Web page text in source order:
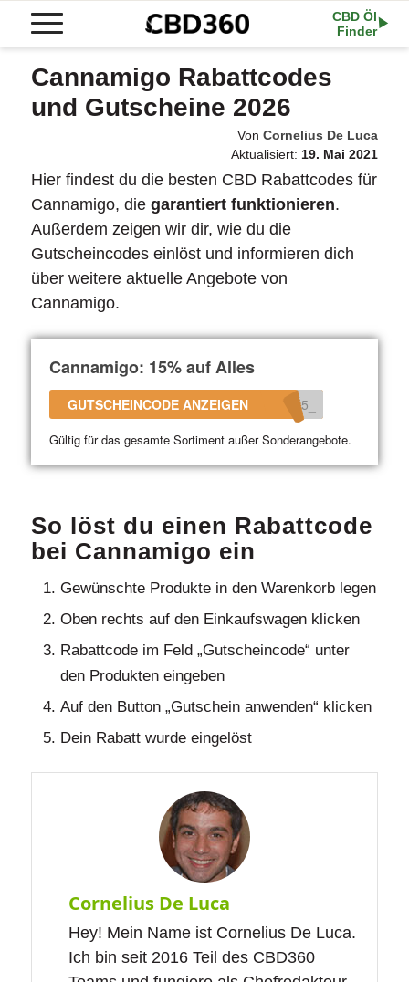
CBD Öl
Finder
Cannamigo Rabattcodes
und Gutscheine 2026
VonCornelius De Luca
Aktualisiert: 19. Mai 2021
Hier findest du die besten CBD Rabattcodes für
Cannamigo, die garantiert funktionieren.
Außerdem zeigen wir dir, wie du die
Gutscheincodes einlöst und informieren dich
über weitere aktuelle Angebote von
Cannamigo.
Cannamigo: 15% auf Alles
GUTSCHEINCODE ANZEIGEN
Gültig für das gesamte Sortiment außer Sonderangebote.
So löst du einen Rabattcode
bei Cannamigo ein
Gewünschte Produkte in den Warenkorb legen
Oben rechts auf den Einkaufswagen klicken
Rabattcode im Feld „Gutscheincode“ unter
den Produkten eingeben
Auf den Button „Gutschein anwenden“ klicken
Dein Rabatt wurde eingelöst
Cornelius De Luca
Hey! Mein Name ist Cornelius De Luca.
Ich bin seit 2016 Teil des CBD360